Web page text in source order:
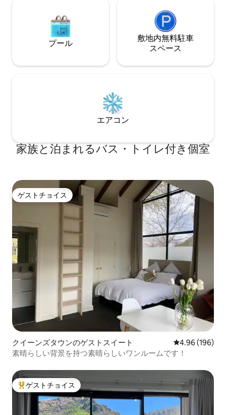
プール
敷地内無料駐⁠車
ス⁠ペ⁠ー⁠ス
エアコン
家族と泊まれるバス・トイレ付き個室
ゲストチョイス
ゲストチョイス
クイーンズタウンのゲストスイート レビュー196
4.96 (196)
素晴らしい背景を持つ素晴らしいワンルームです！
大好評のゲストチョイスです。
ゲストチョイス